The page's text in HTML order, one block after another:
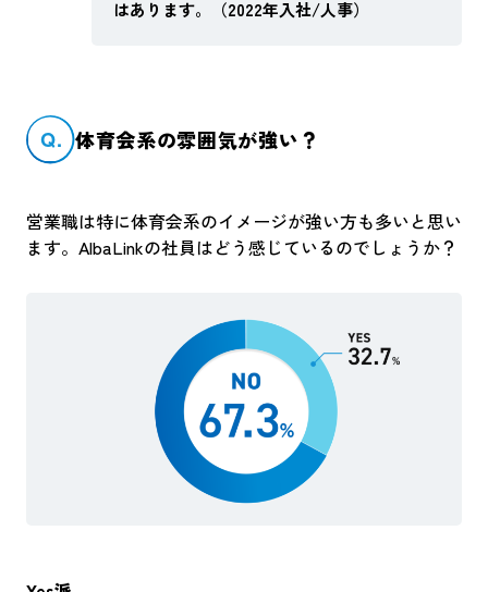
はあります。（2022年入社/人事）
Q. 体育会系の雰囲気が強い？
営業職は特に体育会系のイメージが強い方も多いと思い
ます。AlbaLinkの社員はどう感じているのでしょうか？